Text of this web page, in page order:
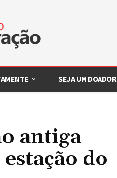
SEJA UM DOADOR
antiga
do